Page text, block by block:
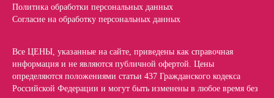
Политика обработки персональных данных
Согласие на обработку персональных данных
Все ЦЕНЫ, указанные на сайте, приведены как справочная
информация и не являются публичной офертой. Цены
определяются положениями статьи 437 Гражданского кодекса
Российской Федерации и могут быть изменены в любое время без